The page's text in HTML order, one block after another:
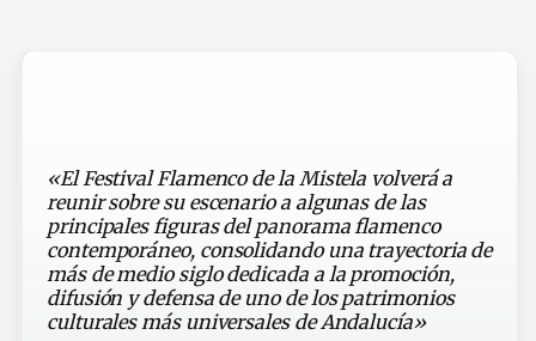
«El Festival Flamenco de la Mistela volverá a
reunir sobre su escenario a algunas de las
principales figuras del panorama flamenco
contemporáneo, consolidando una trayectoria de
más de medio siglo dedicada a la promoción,
difusión y defensa de uno de los patrimonios
culturales más universales de Andalucía»